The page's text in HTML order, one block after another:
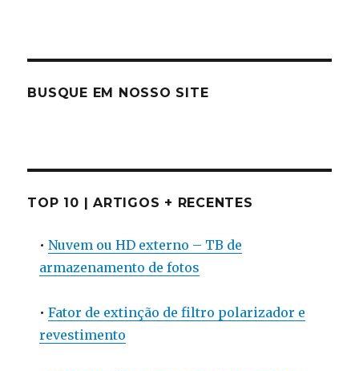
BUSQUE EM NOSSO SITE
TOP 10 | ARTIGOS + RECENTES
•Nuvem ou HD externo – TB de
armazenamento de fotos
•Fator de extinção de filtro polarizador e
revestimento